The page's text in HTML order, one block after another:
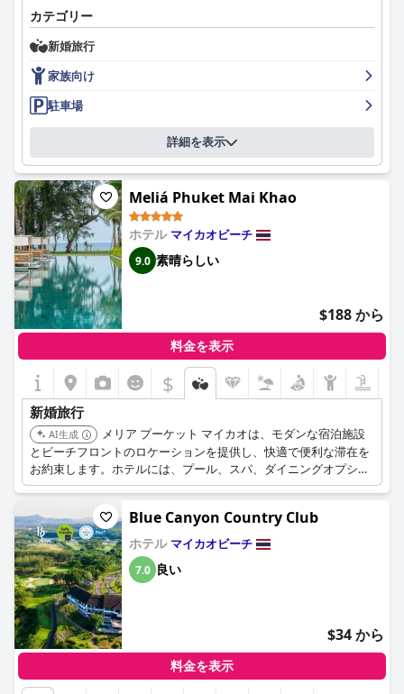
カテゴリー
新婚旅行
家族向け
駐車場
詳細を表示
Meliá Phuket Mai Khao
ホテル マイカオビーチ
9.0 素晴らしい
$188 から
料金を表示
$
新婚旅行
AI生成
メリア プーケット マイカオは、モダンな宿泊施設
とビーチフロントのロケーションを提供し、快適で便利な滞在を
お約束します。ホテルには、プール、スパ、ダイニングオプショ
ンなど、リラックスしたハネムーンに適した様々なアメニティが
Blue Canyon Country Club
ホテル マイカオビーチ
7.0 良い
$34 から
料金を表示